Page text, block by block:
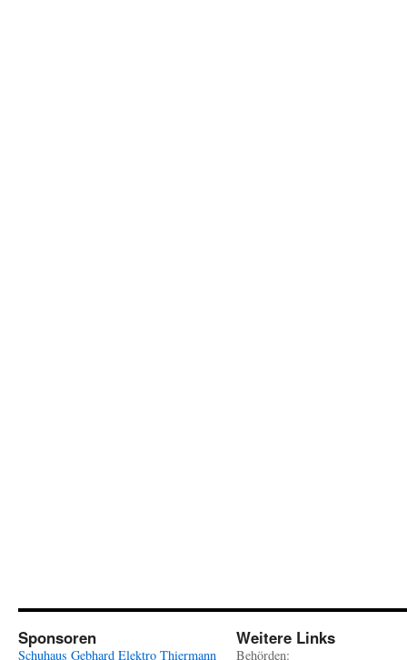
Sponsoren
Schuhaus Gebhard Elektro Thiermann
Weitere Links
Behörden: